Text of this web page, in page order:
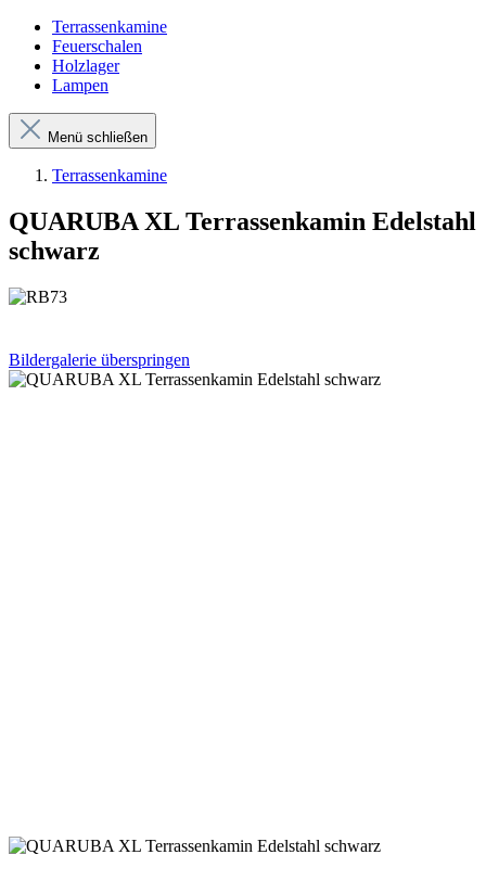
Terrassenkamine
Feuerschalen
Holzlager
Lampen
Menü schließen
Terrassenkamine
QUARUBA XL Terrassenkamin Edelstahl
schwarz
Bildergalerie überspringen